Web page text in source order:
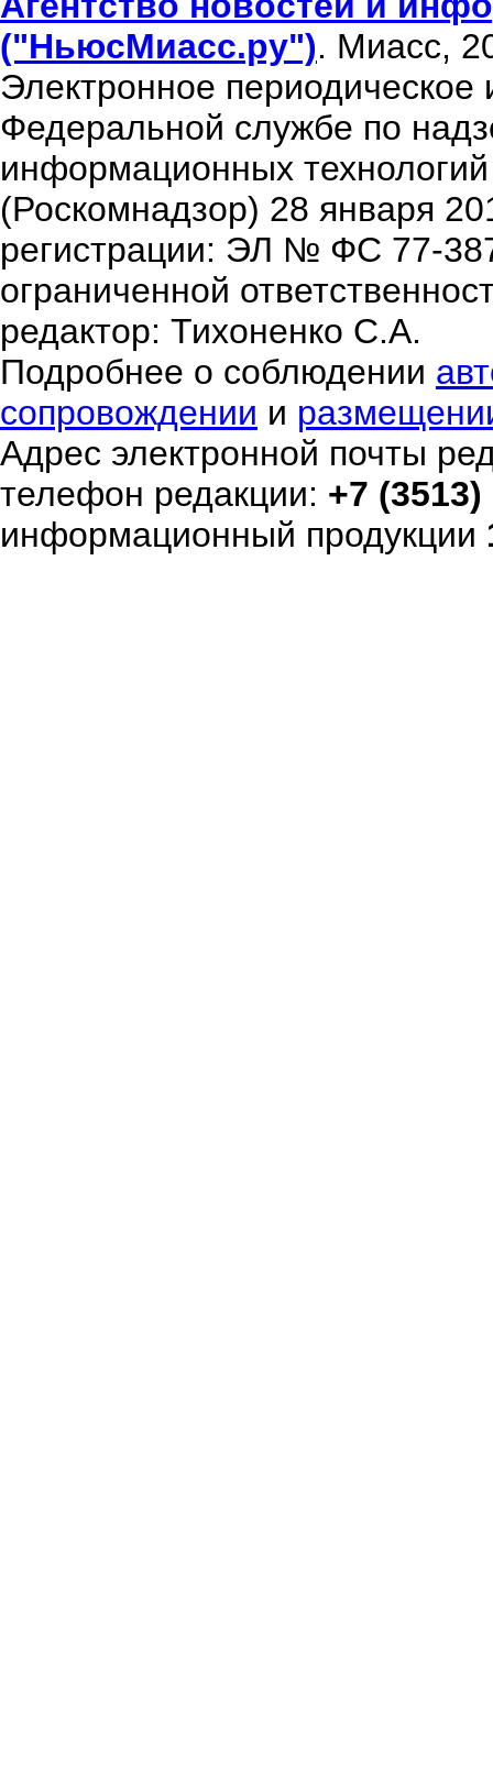
("НьюсМиасс.ру"). Миасс,
Электронное периодическое
Федеральной службе по
информационных
(Роскомнадзор) 28 января
регистрации: ЭЛ № ФС 77-
ограниченной
редактор: Тихоненко С.А.
Подробнее о соблюдении
сопровождении и
Адрес электронной почты
телефон редакции: +7
информационный продукции